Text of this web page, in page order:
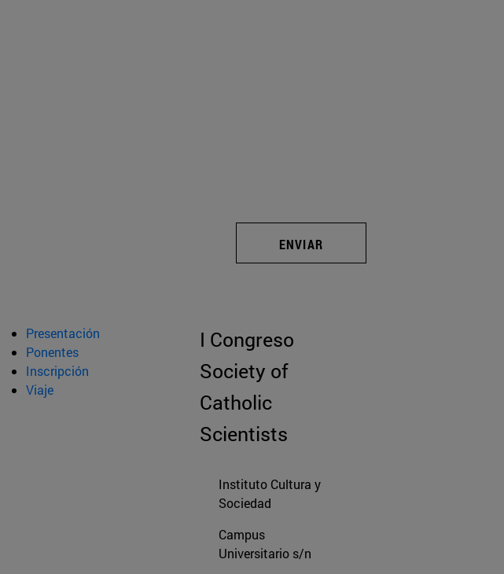
ENVIAR
Presentación
Ponentes
Inscripción
Viaje
I Congreso
Society of
Catholic
Scientists
Instituto Cultura y
Sociedad
Campus
Universitario s/n